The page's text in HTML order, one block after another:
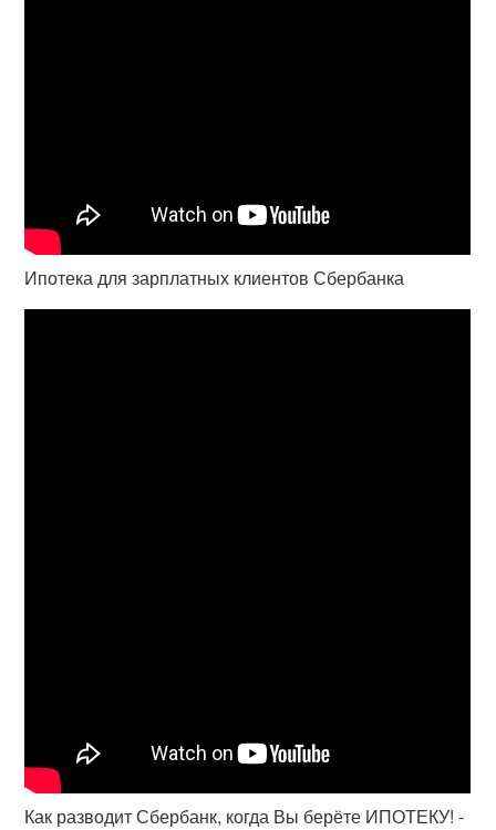
Ипотека для зарплатных клиентов Сбербанка
Как разводит Сбербанк, когда Вы берёте ИПОТЕКУ! -